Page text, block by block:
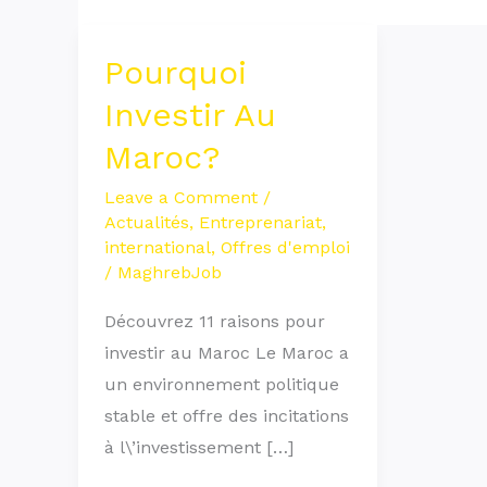
Pourquoi
Investir Au
Maroc?
Leave a Comment /
Actualités, Entreprenariat,
international, Offres d'emploi
/ MaghrebJob
Découvrez 11 raisons pour
investir au Maroc Le Maroc a
un environnement politique
stable et offre des incitations
à l\’investissement […]
Pourquoi
Au
Maroc?